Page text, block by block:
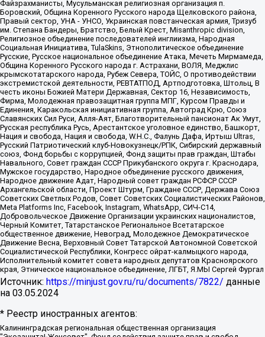
Файзрахманисты, Мусульманская религиозная организация п.
Боровский, Община Коренного Русского народа Щелковского района,
Правый сектор, УНА - УНСО, Украинская повстанческая армия, Тризуб
им. Степана Бандеры, Братство, Белый Крест, Misanthropic division,
Религиозное объединение последователей инглиизма, Народная
Социальная Инициатива, TulaSkins, Этнополитическое объединение
Русские, Русское национальное объединение Атака, Мечеть Мирмамеда,
Община Коренного Русского народа г. Астрахани, ВОЛЯ, Меджлис
крымскотатарского народа, Рубеж Севера, ТОЙС, О противодействии
экстремистской деятельности, РЕВТАТПОД, Артподготовка, Штольц, В
честь иконы Божией Матери Державная, Сектор 16, Независимость,
Фирма, Молодежная правозащитная группа МПГ, Курсом Правды и
Единения, Каракольская инициативная группа, Автоград Крю, Союз
Славянских Сил Руси, Алля-Аят, Благотворительный пансионат Ак Умут,
Русская республика Русь, Арестантское уголовное единство, Башкорт,
Нация и свобода, Нация и свобода, W.H.С., Фалунь Дафа, Иртыш Ultras,
Русский Патриотический клуб-Новокузнецк/РПК, Сибирский державный
союз, Фонд борьбы с коррупцией, Фонд защиты прав граждан, Штабы
Навального, Совет граждан СССР Прикубанского округа г. Краснодара,
Мужское государство, Народное объединение русского движения,
Народное движение Адат, Народный совет граждан РСФСР СССР
Архангельской области, Проект Штурм, Граждане СССР, Держава Союз
Советских Светлых Родов, Совет Советских Социалистических Районов,
Meta Platforms Inc, Facebook, Instagram, WhatsApp, СИЧ-С14,
Добровольческое Движение Организации украинских националистов,
Черный Комитет, Татарстанское Региональное Всетатарское
общественное движение, Невоград, Молодежное Демократическое
Движение Весна, Верховный Совет Татарской Автономной Советской
Социалистической Республики, Конгресс ойрат-калмыцкого народа,
Исполнительный комитет совета народных депутатов Красноярского
края, Этническое национальное объединение, ЛГБТ, Я.МЫ Сергей Фургал
Источник: https://minjust.gov.ru/ru/documents/7822/ данные
на 03.05.2024
* Реестр иностранных агентов:
Калининградская региональная общественная организация "Экозащита!-Женсовет", Фонд содействия защите прав и свобод граждан "Общественный вердикт", Фонд "Институт Развития Свободы Информации", Частное учреждение "Информационное агентство МЕМО. РУ", Региональная общественная организация "Общественная комиссия по сохранению наследия академика Сахарова", Фонд поддержки свободы прессы, Санкт-Петербургская общественная правозащитная организация "Гражданский контроль", Межрегиональная общественная организация "Информационно-просветительский центр "Мемориал", Региональный Фонд "Центр Защиты Прав Средств Массовой Информации", с 05.12.2023 Фонд "Центр Защиты Прав Средств массовой информации", Региональная общественная благотворительная организация помощи беженцам и мигрантам "Гражданское содействие", Негосударственное образовательное учреждение дополнительного профессионального образования (повышение квалификации) специалистов "АКАДЕМИЯ ПО ПРАВАМ ЧЕЛОВЕКА", Свердловская региональная общественная организация "Сутяжник", Автономная некоммерческая организация "Центр независимых социологических исследований", Союз общественных объединений "Российский исследовательский центр по правам человека", Региональное общественное учреждение научно-информационный центр "МЕМОРИАЛ", Некоммерческая организация "Фонд защиты гласности", Автономная некоммерческая организация "Институт прав человека", Городская общественная организация "Екатеринбургское общество "МЕМОРИАЛ", Городская общественная организация "Рязанское историко-просветительское и правозащитное общество "Мемориал" (Рязанский Мемориал), Челябинский региональный орган общественной самодеятельности – женское общественное объединение "Женщины Евразии", Челябинский региональный орган общественной самодеятельности "Уральская правозащитная группа", Фонд содействия защите здоровья и социальной справедливости имени Андрея Рылькова, Автономная Некоммерческая Организация "Аналитический Центр Юрия Левады", Автономная некоммерческая организация социальной поддержки населения "Проект Апрель", Региональная общественная организация помощи женщинам и детям, находящимся в кризисной ситуации "Информационно-методический центр "Анна", Фонд содействия развитию массовых коммуникаций и правовому просвещению "Так-так-Так", Фонд содействия устойчивому развитию "Серебряная тайга", Свердловский региональный общественный фонд социальных проектов "Новое время", "Idel.Реалии", Кавказ.Реалии, Крым.Реалии, Телеканал Настоящее Время, Татаро-башкирская служба Радио Свобода (Azatliq Radiosi), Радио Свободная Европа/Радио Свобода (PCE/PC), "Сибирь.Реалии", "Фактограф", Благотворительный фонд помощи осужденным и их семьям, Автономная некоммерческая организация "Институт глобализации и социальных движений", Фонд "В защиту прав заключенных", Частное учреждение "Центр поддержки и содействия развитию средств массовой информации", Пензенский региональный общественный благотворительный фонд "Гражданский союз", "Север.Реалии", Некоммерческая организация Фонд "Правовая инициатива", Общество с ограниченной ответственностью "Радио Свободная Европа/Радио Свобода", Чешское информационное агентство "MEDIUM-ORIENT", Красноярская региональная общественная организация "Мы против СПИДа", Камалягин Денис Николаевич, Маркелов Сергей Евгеньевич, Пономарев Лев Александрович, Савицкая Людмила Алексеевна, Автономная некоммерческая организация "Центр по работе с проблемой насилия "НАСИЛИЮ.НЕТ", Межрегиональный профессиональный союз работников здравоохранения "Альянс врачей", Юридическое лицо, зарегистрированное в Латвийской Республике, SIA "Medusa Project" (регистрационный номер 40103797863, дата регистрации 10.06.2014), Некоммерческая организация "Фонд по борьбе с коррупцией", Автономная некоммерческая организация "Институт права и публичной политики", Баданин Роман Сергеевич, Гликин Максим Александрович, Железнова Мария Михайловна, Лукьянова Юлия Сергеевна, Маетная Елизавета Витальевна, Маняхин Петр Борисович, Чуракова Ольга Владимировна, Ярош Юлия Петровна, Юридическое лицо "The Insider SIA", зарегистрированное в Риге, Латвийская Республика (дата регистрации 26.06.2015), являющееся администратором доменного имени интернет-издания "The Insider SIA", https://theins.ru, Постернак Алексей Евгеньевич, Рубин Михаил Аркадьевич, Анин Роман Александрович, Юридическое лицо Istories fonds, зарегистрированное в Латвийской Республике (регистрационный номер 50008295751, дата регистрации 24.02.2020), Великовский Дмитрий Александрович, Долинина Ирина Николаевна, Мароховская Алеся Алексеевна, Шлейнов Роман Юрьевич, Шмагун Олеся Валентиновна, Общество с ограниченной ответственностью "Альтаир 2021", Общество с ограниченной ответственностью "Вега 2021", Общество с ограниченной ответственностью "Главный редактор 2021", Общество с ограниченной ответственностью "Ромашки монолит", Важенков Артем Валерьевич, Ивановская областная общественная организация "Центр гендерных исследований", Гурман Юрий Альбертович, Медиапроект "ОВД-Инфо", Егоров Владимир Владимирович, Жилинский Владимир Александрович, Общество с ограниченной ответственностью "ЗП", Иванова София Юрьевна, Карезина Инна Павловна, Кильтау Екатерина Викторовна, Петров Алексей Викторович, Пискунов Сергей Евгеньевич, Смирнов Сергей Сергеевич, Тихонов Михаил Сергеевич, Общество с ограниченной ответственностью "ЖУРНАЛИСТ-ИНОСТРАННЫЙ АГЕНТ", Арапова Галина Юрьевна, Вольтская Татьяна Анатольевна, Американская компания "Mason G.E.S. Anonymous Foundation" (США), являющаяся владельцем интернет-издания https://mnews.world/, Компания "Stichting Bellingcat", зарегистрированная в Нидерландах (дата регистрации 11.07.2018), Захаров Андрей Вячеславович, Клепиковская Екатерина Дмитриевна, Общество с ограниченной ответственностью "МЕМО", Перл Роман Александрович, Симонов Евгений Алексеевич, Соловьева Елена Анатольевна, Сотников Даниил Владимирович, Сурначева Елизавета Дмитриевна, Автономная некоммерческая организация по защите прав человека и информированию населения "Якутия – Наше Мнение", Общество с ограниченной ответственностью "Москоу диджитал медиа", с 26.01.2023 Общество с ограниченной ответственностью "Чайка Белые сады", Ветошкина Валерия Валерьевна, Заговора Максим Александрович, Межрегиональное общественное движение "Российская ЛГБТ - сеть", Оленичев Максим Владимирович, Павлов Иван Юрьевич, Скворцова Елена Сергеевна, Общество с ограниченной ответственностью "Как бы инагент", Кочетков Игорь Викторович, Общество с ограниченной ответственностью "Честные выборы", Еланчик Олег Александрович, Общество с ограниченной ответственностью "Нобелевский призыв", Гималова Регина Эмилевна, Григорьев Андрей Валерьевич, Григорьева Алина Александровна, Ассоциация по содействию защите прав призывников, альтернативнослужащих и военнослужащих "Правозащитная группа "Гражданин.Армия.Право", Хисамова Регина Фаритовна, Автономная некоммерческая организация по реализации социально-правовых программ "Лилит", Дальневосточное общественное движение "Маяк", Санкт-Петербургская ЛГБТ-инициативная группа "Выход", Инициативная группа ЛГБТ+ "Реверс", Алексеев Андрей Викторович, Бекбулатова Таисия Львовна, Беляев Иван Михайлович, Владыкина Елена Сергеевна, Гельман Марат Александрович, Никульшина Вероника Юрьевна, Толоконникова Надежда Андреевна, Шендерович Виктор Анатольевич, Общество с ограниченной ответственностью "Данное сообщение", Общество с ограниченной ответственностью Издательский дом "Новая глава", Айнбиндер Александра Александровна, Московский комьюнити-центр для ЛГБТ+инициатив, Благотворительный фонд развития филантропии, Deutsche Welle (Германия, Kurt-Schumacher-Strasse 3, 53113 Bonn), Борзунова Мария Михайловна, Воробьев Виктор Викторович, Голубева Анна Львовна, Константинова Алла Михайловна, Малкова Ирина Владимировна, Мурадов Мурад Абдулгалимович, Осетинская Елизавета Николаевна, Понасенков Евгений Николаевич, Ганапольский Матвей Юрьевич, Киселев Евгений Алексеевич, Борухович Ирина Григорьевна, Дремин Иван Тимофеевич, Дубровский Дмитрий Викторович, Красноярская региональная общественная организация поддержки и развития альтернативных образовательных технологий и межкультурных коммуникаций "ИНТЕРРА", Маяковская Екатерина Алексеевна, Фейгин Марк Захарович, Филимонов Андрей Викторович, Дзугкоева Регина Николаевна, Доброхотов Роман Александрович, Дудь Юрий Александрович, Елкин Сергей Владимирович, Кругликов Кирилл Игоревич, Сабунаева Мария Леонидовна, Семенов Алексей Владимирович, Шаинян Карен Багратович, Шульман Екатерина Михайловна, Асафьев Артур Валерьевич, Вахштайн Виктор Семенович, Венедиктов Алексей Алексеевич, Лушникова Екатерина Евгеньевна, Волков Леонид Михайлович, Невзоров Александр Глебович, Пархоменко Сергей Борисович, Сироткин Ярослав Николаевич, Кара-Мурза Владимир Владимирович, Баранова Наталья Владимировна, Гозман Леонид Яковлевич, Кагарлицкий Борис Юльевич, Климарев Михаил Валерьевич, Милов Владимир Станиславович, Автономная некоммерческая организация Краснодарский центр современного искусства "Типография", Моргенштерн Алишер Тагирович, Соболь Любовь Эдуардовна, Общество с ограниченной ответственностью "ЛИЗА НОРМ", Каспаров Гарри Кимович, Ходорковский Михаил Борисович, Общество с ограниченной ответственностью "Апрельские тезисы", Данилович Ирина Брониславовна, Кашин Олег Владимирович, Петров Николай Владимирович, Пивоваров Алексей Владимирович, Соколов Михаил Владимирович, Цветкова Юлия Владимировна, Чичваркин Евгений Александрович, Комитет против пыток/Команда против пыток, Общество с ограниченной ответственностью "Первый научный", Общество с ограниченной ответственностью "Вертолет и ко", Белоцерковская Вероника Борисовна, Кац Максим Евгеньевич, Лазарева Татьяна Юрьевна, Шаведдинов Руслан Табризович, Яшин Илья Валерьевич, Общество с ограниченной ответственностью "Иноагент ААВ", Алешковский Дмитрий Петрович, Альбац Евгения Марковна, Быков Дмитрий Львович, Галямина Юлия Евгеньевна, Лойко Сергей Леонидович, Мартынов Кирилл Константинович, Медведев Сергей Александрович, Крашенинников Федор Геннадиевич, Гордеева Катерина Вл